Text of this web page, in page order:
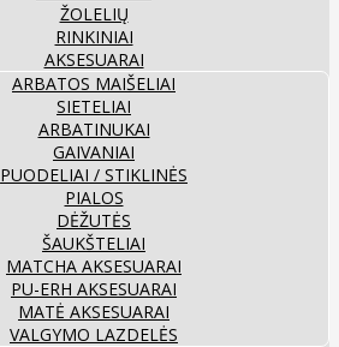
ŽOLELIŲ
RINKINIAI
AKSESUARAI
ARBATOS MAIŠELIAI
SIETELIAI
ARBATINUKAI
GAIVANIAI
PUODELIAI / STIKLINĖS
PIALOS
DĖŽUTĖS
ŠAUKŠTELIAI
MATCHA AKSESUARAI
PU-ERH AKSESUARAI
MATĖ AKSESUARAI
VALGYMO LAZDELĖS